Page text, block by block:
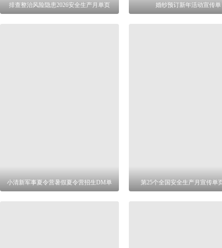
排查整治风险隐患2026安全生产月单页 婚纱预订新年活动宣传单
小清新军事夏令营暑假夏令营招生DM单 第25个全国安全生产月宣传单